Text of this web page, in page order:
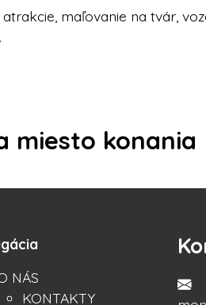
atrakcie, maľovanie na tvár,
miesto konania
NÁS
KONTAKTY